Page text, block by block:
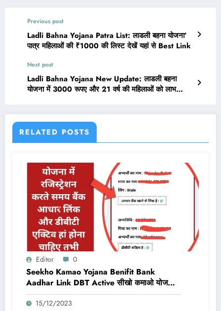
Previous post
Ladli Bahna Yojana Patra List: लाडली बहना योजना’
पात्र महिलाओं की ₹1000 की लिस्ट देखें यहां से Best Link
Next post
Ladli Bahna Yojana New Update: लाडली बहना
योजना में 3000 रूपए और 21 वर्ष की महिलाओं को लाभ
RELATED POSTS
Editor 0
Seekho Kamao Yojana Benifit Bank
Aadhar Link DBT Active सीखो कमाओ योजना
का लाभ तभी मिलेगा 10,000 Rs जब बैंक डीबीटी
एक्टिव और आधार लिंक होगा
15/12/2023